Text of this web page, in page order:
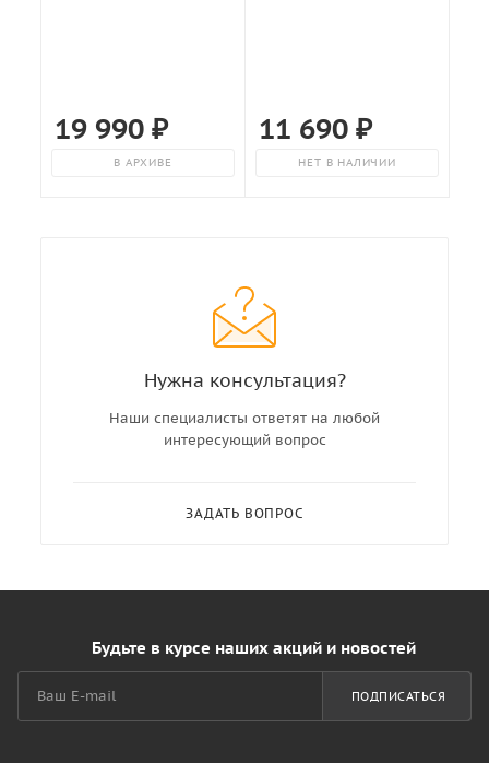
19 990₽
В АРХИВЕ
11 690 ₽
НЕТ В НАЛИЧИИ
Нужна консультация?
Наши специалисты ответят на любой
интересующий вопрос
ЗАДАТЬ ВОПРОС
Будьте в курсе наших акций и новостей
ПОДПИСАТЬСЯ